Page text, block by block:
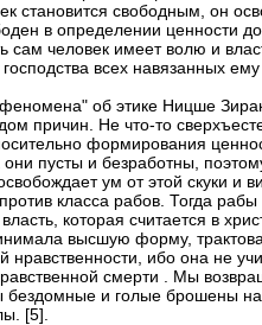
становится свободным, он
в определении ценности
человек имеет волю и
господства всех навязанных
об этике Ницше
причин. Не что-то
формирования
они пусты и безработны,
ум от этой скуки и
класса рабов. Тогда
которая считается в
высшую форму,
ибо она не
смерти . Мы
и голые брошены
[5].